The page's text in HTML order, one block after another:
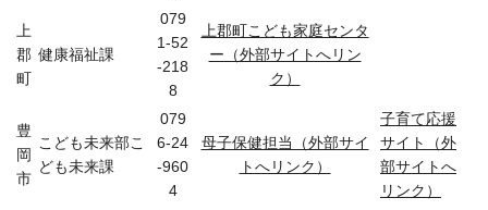
上
郡
町
健康福祉課
079
1-52
-218
8
上郡町こども家庭センタ
ー（外部サイトへリン
ク）
豊
岡
市
こども未来部こ
ども未来課
079
6-24
-960
4
母子保健担当（外部サイ
トへリンク）
子育て応援
サイト（外
部サイトへ
リンク）